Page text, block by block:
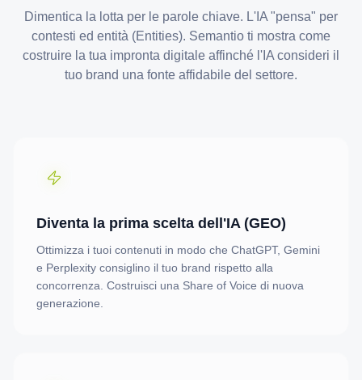
Dimentica la lotta per le parole chiave. L'IA "pensa" per
contesti ed entità (Entities). Semantio ti mostra come
costruire la tua impronta digitale affinché l'IA consideri il
tuo brand una fonte affidabile del settore.
Diventa la prima scelta dell'IA (GEO)
Ottimizza i tuoi contenuti in modo che ChatGPT, Gemini
e Perplexity consiglino il tuo brand rispetto alla
concorrenza. Costruisci una Share of Voice di nuova
generazione.